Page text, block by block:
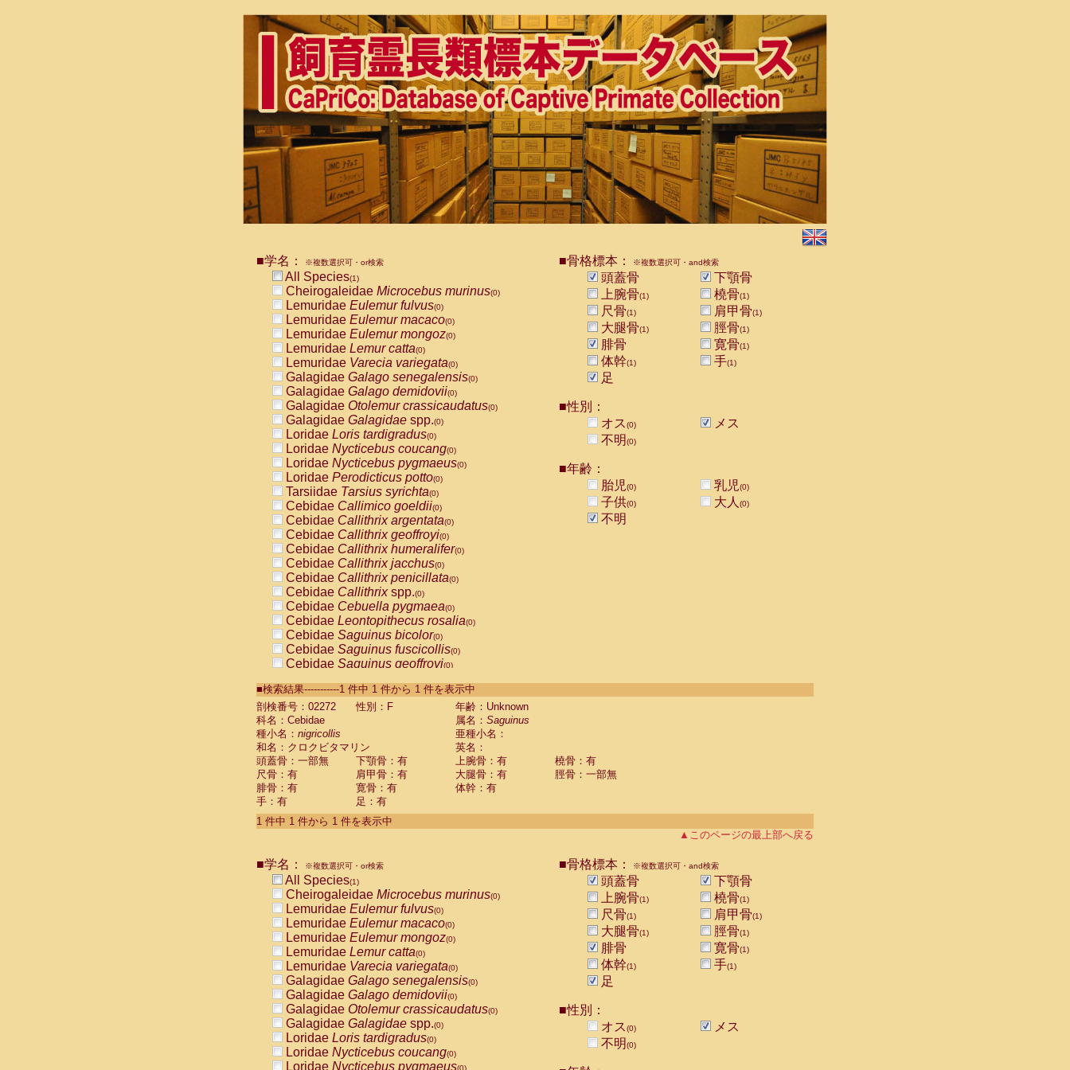
■学名： ※複数選択可・or検索
All Species(1)
Cheirogaleidae Microcebus murinus(0)
Lemuridae Eulemur fulvus(0)
Lemuridae Eulemur macaco(0)
Lemuridae Eulemur mongoz(0)
Lemuridae Lemur catta(0)
Lemuridae Varecia variegata(0)
Galagidae Galago senegalensis(0)
Galagidae Galago demidovii(0)
Galagidae Otolemur crassicaudatus(0)
Galagidae Galagidae spp.(0)
Loridae Loris tardigradus(0)
Loridae Nycticebus coucang(0)
Loridae Nycticebus pygmaeus(0)
Loridae Perodicticus potto(0)
Tarsiidae Tarsius syrichta(0)
Cebidae Callimico goeldii(0)
Cebidae Callithrix argentata(0)
Cebidae Callithrix geoffroyi(0)
Cebidae Callithrix humeralifer(0)
Cebidae Callithrix jacchus(0)
Cebidae Callithrix penicillata(0)
Cebidae Callithrixspp.(0)
Cebidae Cebuella pygmaea(0)
Cebidae Leontopithecus rosalia(0)
Cebidae Saguinus bicolor(0)
Cebidae Saguinus fuscicollis(0)
Cebidae Saguinus geoffroyi(0)
CebidaeSaguinus labiatus(0)
Cebidae Saguinus leucopus (0)
Cebidae
CebidaeSaguinus mystax
CebidaeSaguinus nigricollis (1)
Cebidae Saguinus oedipus
Cebidae Saguinus weddelli
Cebidae Saguinusspp.
Cebidae Aotus trivirgatus
Cebidae Cebus albifrons
CebidaeCebus nigrivittatus
CebidaeCebus
CebidaeSaimiri boliviensis(0)
CebidaeSaimiri sciureus(0)
AtelidaeAlouatta caraya(0)
AtelidaeAlouatta fusca(0)
AtelidaeAlouatta seniculus
AtelidaeAlouattaspp.(0)
AtelidaeAteles belzebuth(0)
AtelidaeAteles geoffroyi(0)
AtelidaeAteles paniscus(0)
AtelidaeAtelesspp.(0)
Atelidae Lagothrix lagothricha
AtelidaeLagothrix lagothricha cana
PitheciidaeCacajao calvus rubicundus
■骨格標本： ※複数選択可・and検索
頭蓋骨
下顎骨
上腕骨(1) 橈骨(1)
尺骨(1) 肩甲骨(1)
大腿骨(1) 脛骨(1)
腓骨 寛骨(1)
体幹(1) 手(1)
足
■性別：
オス(0)
メス
不明(0)
■年齢：
胎児(0) 乳児(0)
子供(0) 大人 (0)
不明
■検索結果-----------1 件中 1 件から 1 件を表示中
剖検番号：02272
性別：F
年齢：Unknown
科名：Cebidae
属名： Saguinus
種小名： nigricollis
亜種小名：
和名：クロクビタマリン
英名：
頭蓋骨：一部無
下顎骨：有 上腕骨：有
橈骨：有
尺骨：有
肩甲骨：有 大腿骨：有
脛骨：一部無
腓骨：有
寛骨：有
体幹：有
手：有
足：有
1 件中 1 件から 1 件を表示中
▲このページの最上部へ戻る
■学名： ※複数選択可・or検索
All Species(1)
Cheirogaleidae Microcebus murinus(0)
Lemuridae Eulemur fulvus(0)
Lemuridae Eulemur macaco(0)
Lemuridae Eulemur mongoz(0)
Lemuridae Lemur catta(0)
Lemuridae Varecia variegata(0)
Galagidae Galago senegalensis(0)
Galagidae Galago demidovii(0)
Galagidae Otolemur crassicaudatus(0)
Galagidae Galagidae spp.(0)
Loridae Loris tardigradus(0)
Loridae Nycticebus coucang(0)
Loridae Nycticebus pygmaeus(0)
■骨格標本： ※複数選択可・and検索
頭蓋骨
下顎骨
上腕骨(1) 橈骨(1)
尺骨(1) 肩甲骨(1)
大腿骨(1) 脛骨(1)
腓骨 寛骨(1)
体幹(1) 手(1)
足
■性別：
オス(0)
メス
不明(0)